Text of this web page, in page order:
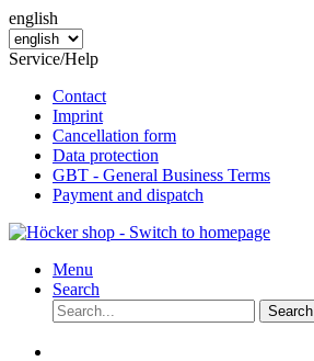
english
Service/Help
Contact
Imprint
Cancellation form
Data protection
GBT - General Business Terms
Payment and dispatch
Menu
Search
Search